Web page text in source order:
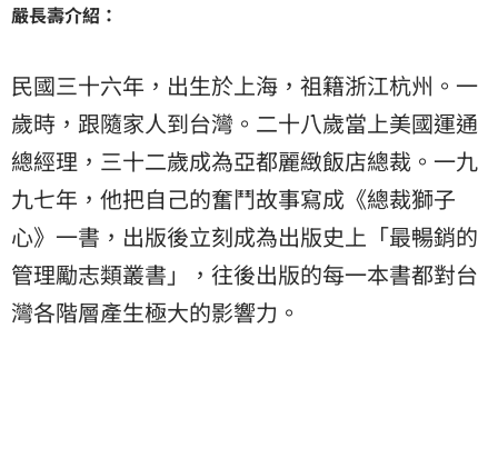
嚴長壽介紹：
民國三十六年，出生於上海，祖籍浙江杭州。一
歲時，跟隨家人到台灣。二十八歲當上美國運通
總經理，三十二歲成為亞都麗緻飯店總裁。一九
九七年，他把自己的奮鬥故事寫成《總裁獅子
心》一書，出版後立刻成為出版史上「最暢銷的
管理勵志類叢書」，往後出版的每一本書都對台
灣各階層產生極大的影響力。